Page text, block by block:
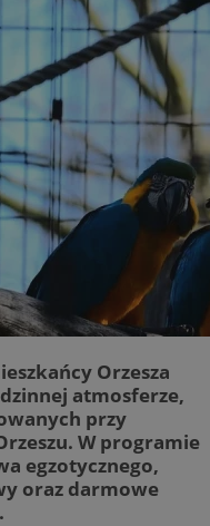
Orzesza
atmosferze,
przy
W programie
egzotycznego,
oraz darmowe